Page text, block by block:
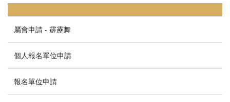
屬會申請 - 霹靂舞
個人報名單位申請
報名單位申請